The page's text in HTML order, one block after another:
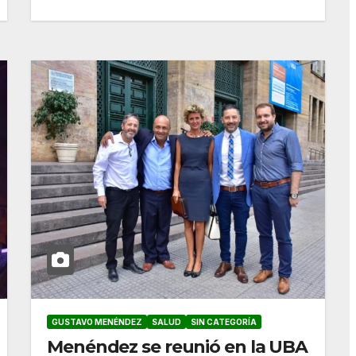
GUSTAVO MENÉNDEZ SALUD SIN CATEGORÍA
Menéndez se reunió en la UBA